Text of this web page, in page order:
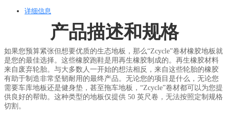
详细信息
产品描述和规格
如果您预算紧张但想要优质的生态地板，那么“Zcycle”卷材橡胶地板就
是您的最佳选择。这些橡胶跑鞋是用再生橡胶制成的。再生橡胶材料
来自废弃轮胎。与大多数人一开始的想法相反，来自这些轮胎的橡胶
有助于制造非常坚韧耐用的最终产品。无论您的项目是什么，无论您
需要车库地板还是健身垫，甚至拖车地板，“Zcycle”卷材都可以为您提
供良好的帮助。这种类型的地板仅提供 50 英尺卷，无法按照定制规格
切割。